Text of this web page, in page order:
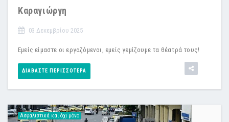
Καραγιώργη
03 Δεκεμβρίου 2025
Εμείς είμαστε οι εργαζόμενοι, εμείς γεμίζουμε τα θέατρά τους!
ΔΙΑΒΆΣΤΕ ΠΕΡΙΣΣΌΤΕΡΑ
Ασφαλιστικά και όχι μόνο